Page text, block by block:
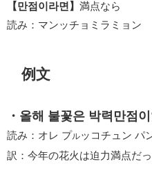
【만점이라면】 満点なら
読み：マンッチョミラミョン
例文
・올해 불꽃은 박력만점
読み：オレ プルッコチュン パ
訳：今年の花火は迫力満点だっ